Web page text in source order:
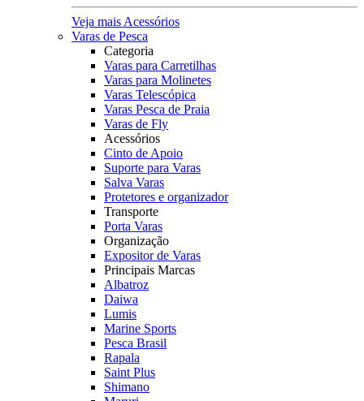
Veja mais Acessórios
Varas de Pesca
Categoria
Varas para Carretilhas
Varas para Molinetes
Varas Telescópica
Varas Pesca de Praia
Varas de Fly
Acessórios
Cinto de Apoio
Suporte para Varas
Salva Varas
Protetores e organizador
Transporte
Porta Varas
Organização
Expositor de Varas
Principais Marcas
Albatroz
Daiwa
Lumis
Marine Sports
Pesca Brasil
Rapala
Saint Plus
Shimano